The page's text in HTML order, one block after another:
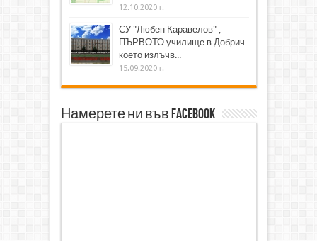
12.10.2020 г.
СУ "Любен Каравелов" ,
ПЪРВОТО училище в Добрич
което излъчв...
15.09.2020 г.
Намерете ни във Facebook